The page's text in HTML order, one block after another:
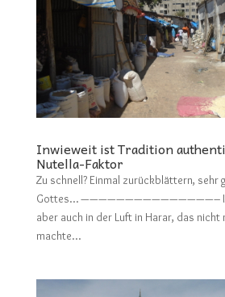
Inwieweit ist Tradition
Nutella-Faktor
Zu schnell? Einmal zurückblättern, sehr
Gottes… ———————————————–
aber auch in der Luft in Harar, das nicht
machte...